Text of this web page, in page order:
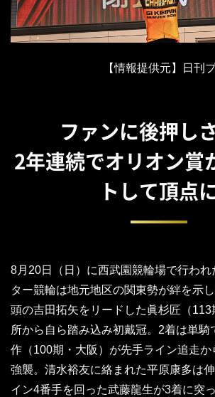
【情報提供元】日刊
ファンに後押し
2年連続でオリオン賞
トして頂点
8月20日（日）に西武園競輪場で行われ
ター競輪は地元地区の関東勢が絆を示
頭の吉田拓矢をリードした眞杉匠（113
所から自ら踏み込み初戴冠。2着は単騎
作（100期・大阪）が先手ライン追走か
強襲。清水裕友に絡まれた平原康多は
イン4番手を回った武藤龍生が3着に突っ